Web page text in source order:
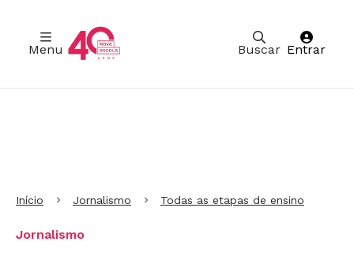
Buscar
Menu Entrar
Início Jornalismo Todas as etapas de ensino
Jornalismo